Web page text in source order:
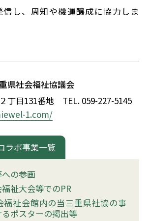
ラボ
信し、周知や機運醸成に協力しま
県社会福祉協議会
２ 丁目131番地 TEL. 059-227-5145
1.com/
ラボ事業一覧
の参画
祉大会等でのPR
福祉会館内の当三重県社協の事
ポスターの掲出等